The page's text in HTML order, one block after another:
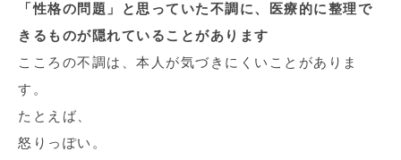
「性格の問題」と思っていた不調に、医療的に整理で
きるものが隠れていることがあります
こころの不調は、本人が気づきにくいことがありま
す。
たとえば、
怒りっぽい。